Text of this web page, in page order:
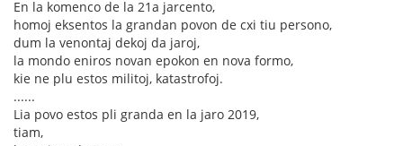
En la komenco de la 21a jarcento,
homoj eksentos la grandan povon de cxi tiu persono,
dum la venontaj dekoj da jaroj,
la mondo eniros novan epokon en nova formo,
kie ne plu estos militoj, katastrofoj.
......
Lia povo estos pli granda en la jaro 2019,
tiam,